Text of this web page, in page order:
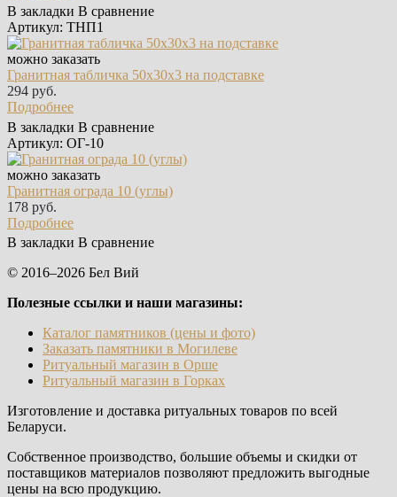
В закладки В сравнение
Артикул: ТНП1
можно заказать
Гранитная табличка 50х30х3 на подставке
294 руб.
Подробнее
В закладки В сравнение
Артикул: ОГ-10
можно заказать
Гранитная ограда 10 (углы)
178 руб.
Подробнее
В закладки В сравнение
© 2016–2026 Бел Вий
Полезные ссылки и наши магазины:
Каталог памятников (цены и фото)
Заказать памятники в Могилеве
Ритуальный магазин в Орше
Ритуальный магазин в Горках
Изготовление и доставка ритуальных товаров по всей
Беларуси.
Собственное производство, большие объемы и скидки от
поставщиков материалов позволяют предложить выгодные
цены на всю продукцию.